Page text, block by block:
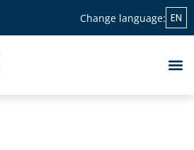
Change language: EN